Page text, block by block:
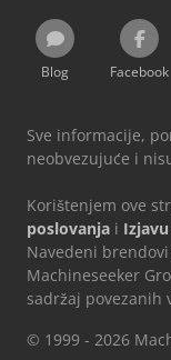
Blog Facebook
Sve informacije,
neobvezujuće i
Korištenjem ove
poslovanja i
Navedeni
Machineseeker
sadržaj povezanih
© 1999 - 2026